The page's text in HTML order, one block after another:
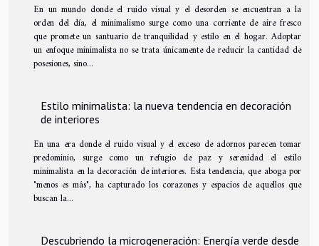
En un mundo donde el ruido visual y el desorden se encuentran a la
orden del día, el minimalismo surge como una corriente de aire fresco
que promete un santuario de tranquilidad y estilo en el hogar. Adoptar
un enfoque minimalista no se trata únicamente de reducir la cantidad de
posesiones, sino...
Estilo minimalista: la nueva tendencia en decoración
de interiores
En una era donde el ruido visual y el exceso de adornos parecen tomar
predominio, surge como un refugio de paz y serenidad el estilo
minimalista en la decoración de interiores. Esta tendencia, que aboga por
"menos es más", ha capturado los corazones y espacios de aquellos que
buscan la...
Descubriendo la microgeneración: Energía verde desde